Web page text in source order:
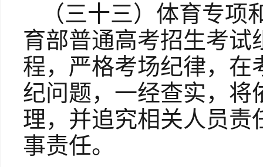
（三十三）体育专
育部普通高考招生考试
程，严格考场纪律，在
纪问题，一经查实，将
理，并追究相关人员责
事责任。